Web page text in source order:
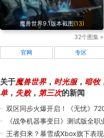
魔兽世界9.1版本截图(13)
32个图集 »
官网 专区
关于魔兽世界， 时光服， 暗牧
单， 失败， 第三次的新闻
《战争机器事变日》测试版全职
王者归来？暴雪成Xbox旗下表